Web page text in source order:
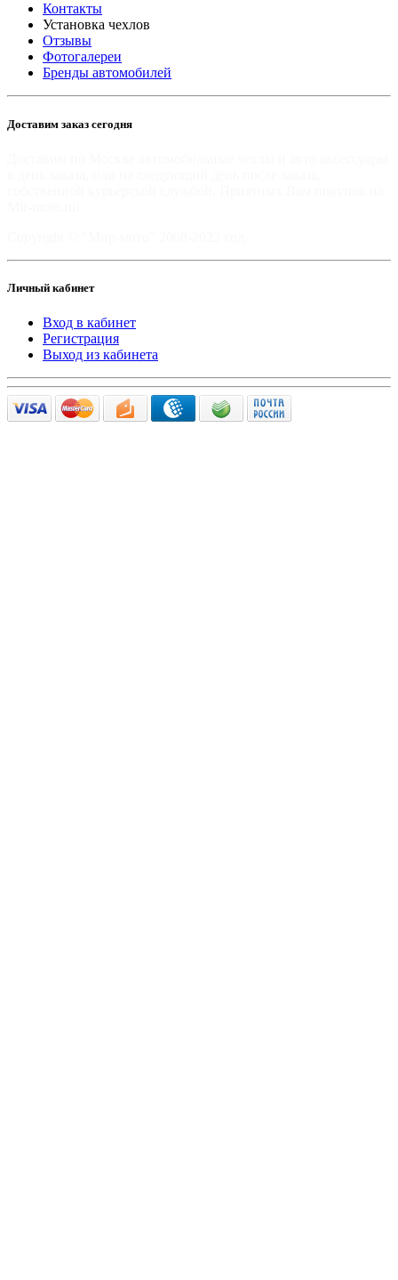
Контакты
Установка чехлов
Отзывы
Фотогалереи
Бренды автомобилей
Доставим заказ сегодня
Личный кабинет
Вход в кабинет
Регистрация
Выход из кабинета